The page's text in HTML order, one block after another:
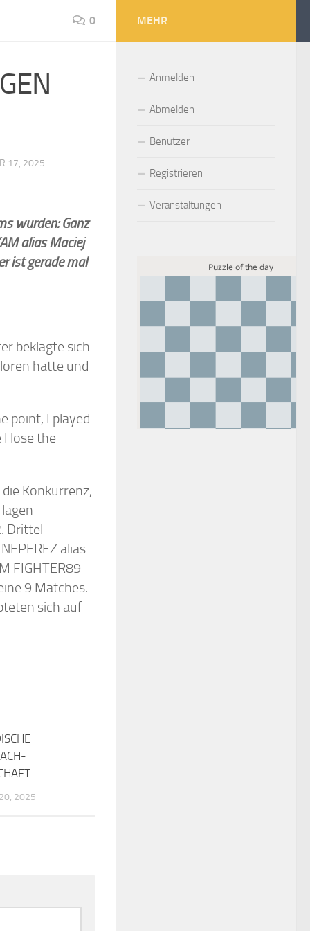
0
17, 2025
wurden: Ganz
alias Maciej
ist gerade mal
beklagte sich
hatte und
point, I played
lose the
Konkurrenz,
Drittel
alias
FIGHTER89
9 Matches.
sich auf
2025
MEHR
Anmelden
Abmelden
Benutzer
Registrieren
Veranstaltungen